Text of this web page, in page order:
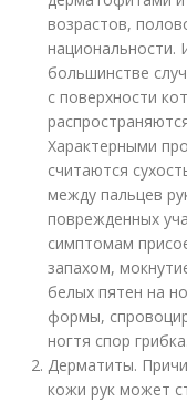
возрастов,
национальности.
большинстве
с поверхности
Характерными
считаются
между пальцев
поврежденных
симптомам
запахом,
белых пятен на
формы,
ногтя спор грибка.
Дерматиты.
кожи рук может